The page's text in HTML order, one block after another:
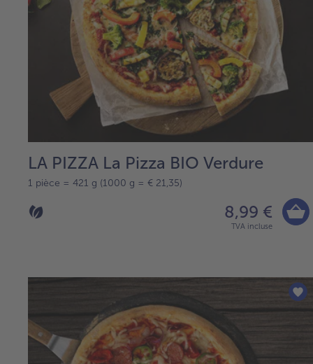
LA PIZZA La Pizza BIO Verdure
1 pièce = 421 g (1000 g = € 21,35)
8,99 €
TVA incluse